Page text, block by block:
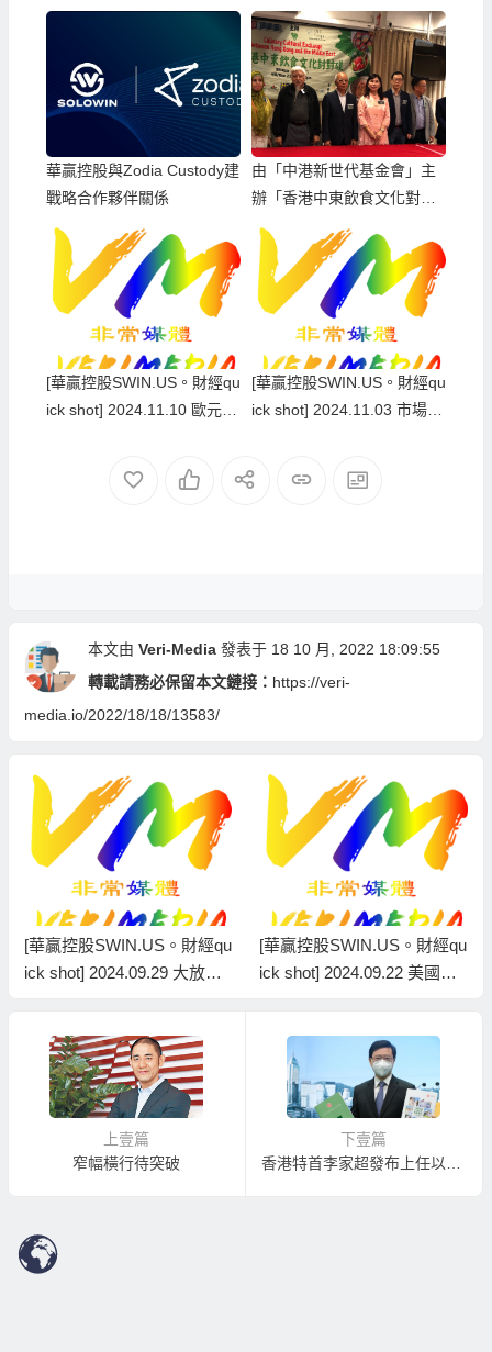
華贏控股與Zodia Custody建
戰略合作夥伴關係
由「中港新世代基金會」主
辦「香港中東飲食文化對對
碰」活動
[華贏控股SWIN.US。財經qu
ick shot] 2024.11.10 歐元跌
[華贏控股SWIN.US。財經qu
ick shot] 2024.11.03 市場靜
本文由 Veri-Media發表于 18 10 月, 2022 18:09:55
轉載請務必保留本文鏈接： https://veri-
media.io/2022/18/18/13583/
[華贏控股SWIN.US。財經qu
ick shot] 2024.09.29 大放水 !
市、商品走勢 #solomonjfz
[華贏控股SWIN.US。財經qu
ick shot] 2024.09.22 美國啟
勢如何?
上壹篇
窄幅橫行待突破
下壹篇